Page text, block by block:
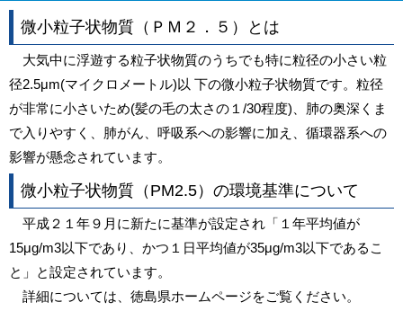
微小粒子状物質（ＰＭ２．５）とは
大気中に浮遊する粒子状物質のうちでも特に粒径の小さい粒
径2.5μm(マイクロメートル)以 下の微小粒子状物質です。粒径
が非常に小さいため(髪の毛の太さの１/30程度)、肺の奥深くま
で入りやすく、肺がん、呼吸系への影響に加え、循環器系への
影響が懸念されています。
微小粒子状物質（PM2.5）の環境基準について
平成２１年９月に新たに基準が設定され「１年平均値が
15μg/m3以下であり、かつ１日平均値が35μg/m3以下であるこ
と」と設定されています。
詳細については、徳島県ホームページをご覧ください。